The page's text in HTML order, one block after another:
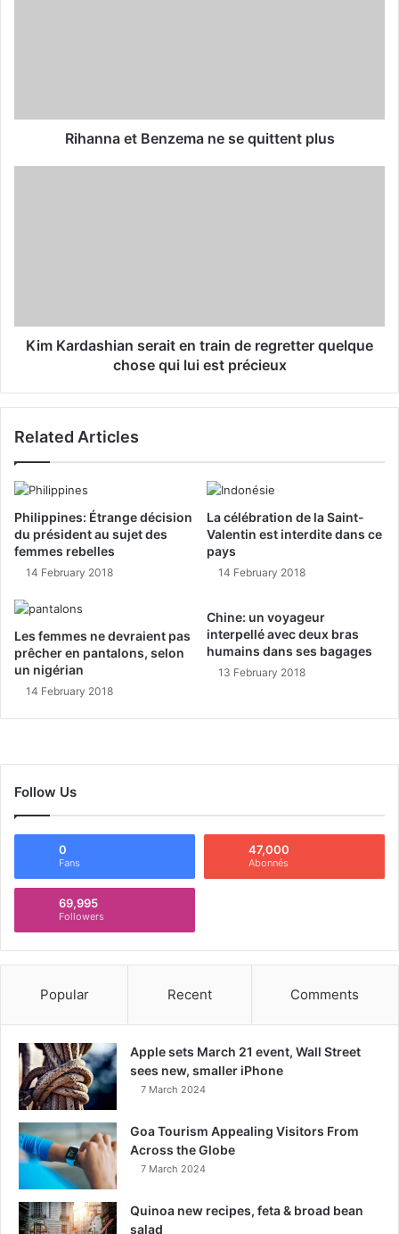
Rihanna et Benzema ne se quittent plus
Kim Kardashian serait en train de regretter quelque
chose qui lui est précieux
Related Articles
Philippines: Étrange décision
du président au sujet des
femmes rebelles
14 February 2018
La célébration de la Saint-
Valentin est interdite dans ce
pays
14 February 2018
Les femmes ne devraient pas
prêcher en pantalons, selon
un nigérian
14 February 2018
Chine: un voyageur
interpellé avec deux bras
humains dans ses bagages
13 February 2018
Follow Us
0
Fans
47,000
Abonnés
69,995
Followers
Popular Recent Comments
Apple sets March 21 event, Wall Street
sees new, smaller iPhone
7 March 2024
Goa Tourism Appealing Visitors From
Across the Globe
7 March 2024
Quinoa new recipes, feta & broad bean
salad